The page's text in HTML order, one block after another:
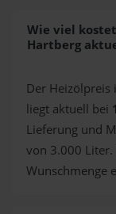
Wie viel
Hartberg
Der Heizölpreis
liegt aktuell bei
Lieferung und
von 3.000 Liter.
Wunschmenge